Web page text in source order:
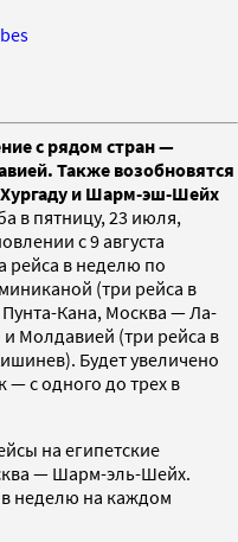
с рядом стран —
Также возобновятся
Хургаду и Шарм-эш-Шейх
в пятницу, 23 июля,
с 9 августа
рейса в неделю по
(три рейса в
Кана, Москва — Ла-
Молдавией (три рейса в
Будет увеличено
— с одного до трех в
на египетские
— Шарм-эль-Шейх.
в неделю на каждом